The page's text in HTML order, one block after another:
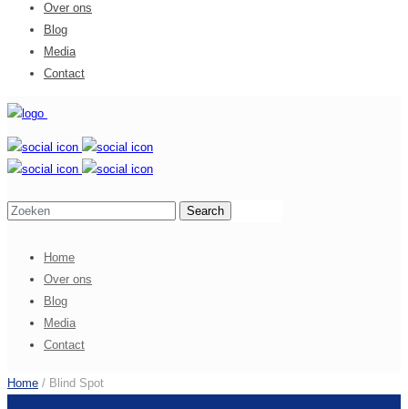
Over ons
Blog
Media
Contact
Home
Over ons
Blog
Media
Contact
Home / Blind Spot